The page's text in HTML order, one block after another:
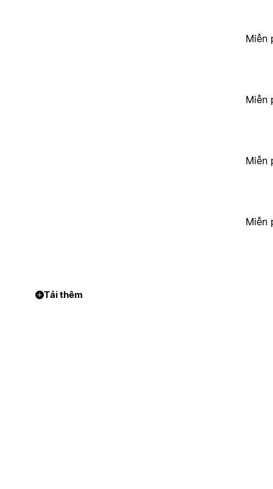
Miễn
Miễn
Miễn
Miễn
Tải thêm